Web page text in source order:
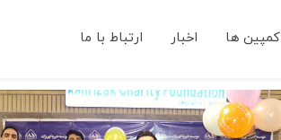
کمپین ها اخبار ارتباط با ما